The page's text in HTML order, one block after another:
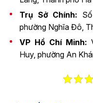
Trụ Sở Chính:
phường Nghĩa Đô,
VP Hồ Chí Minh:
Huy, phường An